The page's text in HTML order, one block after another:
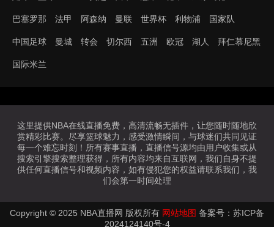
巴塞罗那 法甲 阿森纳 曼联 世界杯 利物浦 国家队
中国足球 曼城 转会 切尔西 五洲 欧冠 湖人 拜仁慕尼黑
国际米兰
这里提供NBA在线直播免费，高清流畅无插件，让您随时随地欣
赏精彩比赛。尽享篮球魅力，感受激情瞬间，与球迷们共同见证
每一个难忘时刻！所有赛事直播，直播信号源均由用户收集或从
搜索引擎搜索整理获得，所有内容均来自互联网，我们自身不提
供任何直播信号和视频内容，如有侵犯您的权益请联系我们，我
们会第一时间处理
Copyright © 2025 NBA直播网 版权所有 网站地图 备案号： 苏ICP备
2024124140号-4